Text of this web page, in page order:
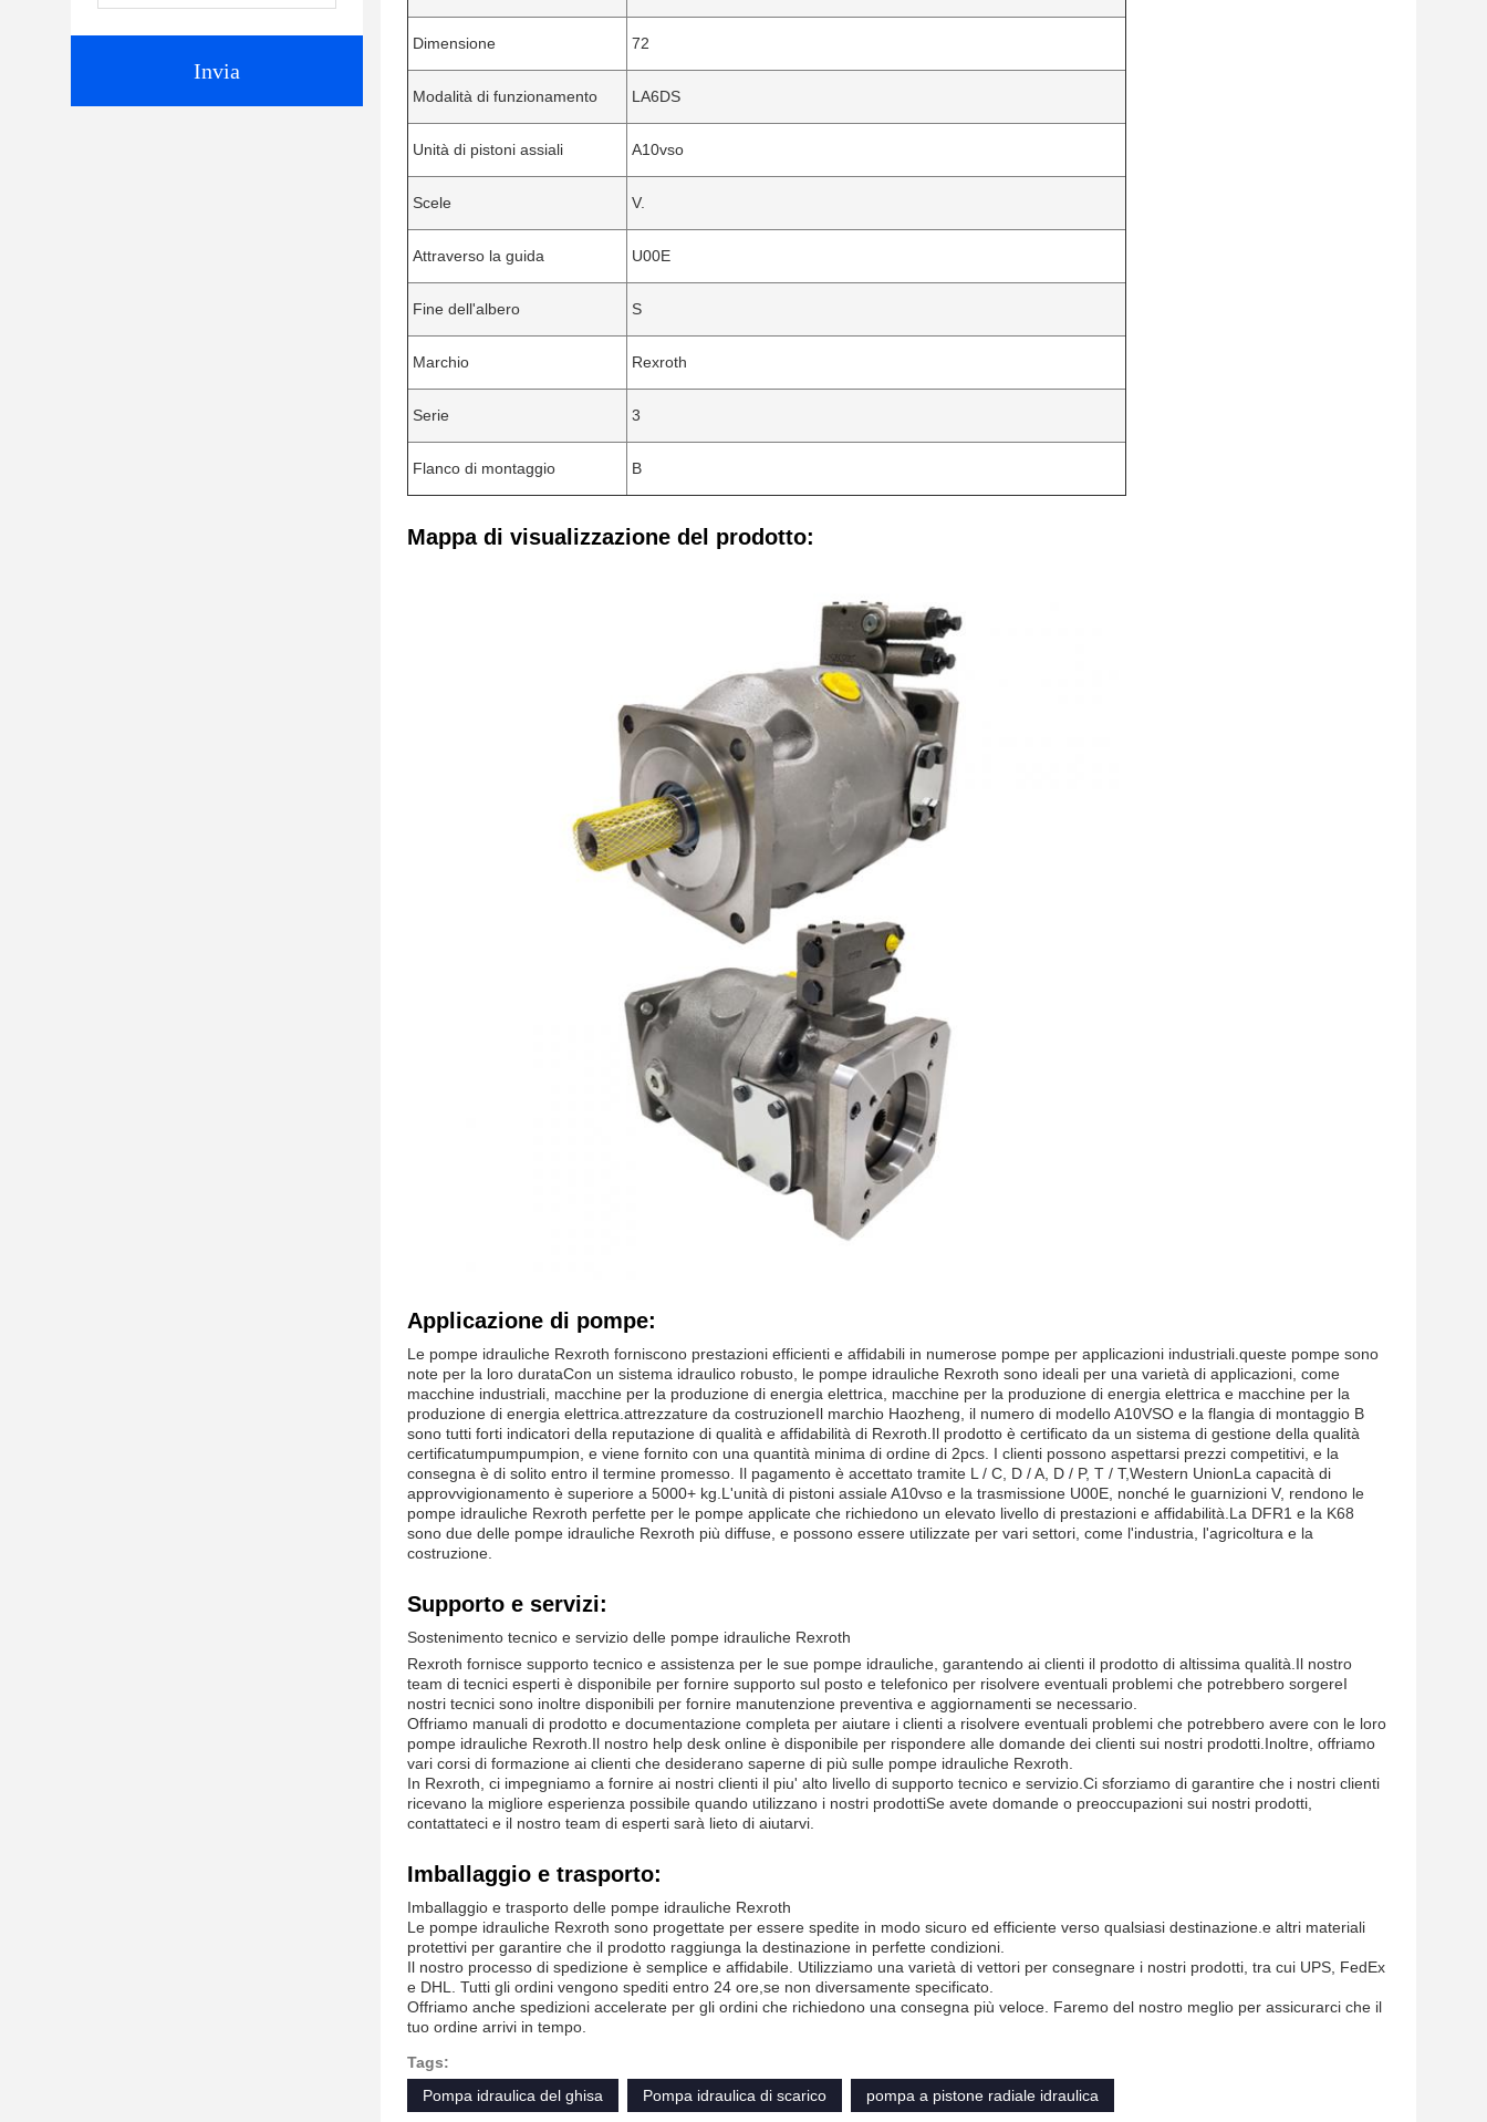
Invia
Dimensione 72
Modalità di funzionamento LA6DS
Unità di pistoni assiali A10vso
Scele V.
Attraverso la guida U00E
Fine dell'albero S
Marchio Rexroth
Serie 3
Flanco di montaggio B
Mappa di visualizzazione del prodotto:
Applicazione di pompe:
Le pompe idrauliche Rexroth forniscono prestazioni efficienti e affidabili in numerose pompe per applicazioni industriali.queste pompe sono
note per la loro durataCon un sistema idraulico robusto, le pompe idrauliche Rexroth sono ideali per una varietà di applicazioni, come
macchine industriali, macchine per la produzione di energia elettrica, macchine per la produzione di energia elettrica e macchine per la
produzione di energia elettrica.attrezzature da costruzioneIl marchio Haozheng, il numero di modello A10VSO e la flangia di montaggio B
sono tutti forti indicatori della reputazione di qualità e affidabilità di Rexroth.Il prodotto è certificato da un sistema di gestione della qualità
certificatumpumpumpion, e viene fornito con una quantità minima di ordine di 2pcs. I clienti possono aspettarsi prezzi competitivi, e la
consegna è di solito entro il termine promesso. Il pagamento è accettato tramite L / C, D / A, D / P, T / T,Western UnionLa capacità di
approvvigionamento è superiore a 5000+ kg.L'unità di pistoni assiale A10vso e la trasmissione U00E, nonché le guarnizioni V, rendono le
pompe idrauliche Rexroth perfette per le pompe applicate che richiedono un elevato livello di prestazioni e affidabilità.La DFR1 e la K68
sono due delle pompe idrauliche Rexroth più diffuse, e possono essere utilizzate per vari settori, come l'industria, l'agricoltura e la
costruzione.
Supporto e servizi:
Sostenimento tecnico e servizio delle pompe idrauliche Rexroth
Rexroth fornisce supporto tecnico e assistenza per le sue pompe idrauliche, garantendo ai clienti il prodotto di altissima qualità.Il nostro
team di tecnici esperti è disponibile per fornire supporto sul posto e telefonico per risolvere eventuali problemi che potrebbero sorgereI
nostri tecnici sono inoltre disponibili per fornire manutenzione preventiva e aggiornamenti se necessario.
Offriamo manuali di prodotto e documentazione completa per aiutare i clienti a risolvere eventuali problemi che potrebbero avere con le loro
pompe idrauliche Rexroth.Il nostro help desk online è disponibile per rispondere alle domande dei clienti sui nostri prodotti.Inoltre, offriamo
vari corsi di formazione ai clienti che desiderano saperne di più sulle pompe idrauliche Rexroth.
In Rexroth, ci impegniamo a fornire ai nostri clienti il piu' alto livello di supporto tecnico e servizio.Ci sforziamo di garantire che i nostri clienti
ricevano la migliore esperienza possibile quando utilizzano i nostri prodottiSe avete domande o preoccupazioni sui nostri prodotti,
contattateci e il nostro team di esperti sarà lieto di aiutarvi.
Imballaggio e trasporto:
Imballaggio e trasporto delle pompe idrauliche Rexroth
Le pompe idrauliche Rexroth sono progettate per essere spedite in modo sicuro ed efficiente verso qualsiasi destinazione.e altri materiali
protettivi per garantire che il prodotto raggiunga la destinazione in perfette condizioni.
Il nostro processo di spedizione è semplice e affidabile. Utilizziamo una varietà di vettori per consegnare i nostri prodotti, tra cui UPS, FedEx
e DHL. Tutti gli ordini vengono spediti entro 24 ore,se non diversamente specificato.
Offriamo anche spedizioni accelerate per gli ordini che richiedono una consegna più veloce. Faremo del nostro meglio per assicurarci che il
tuo ordine arrivi in tempo.
Tags:
Pompa idraulica del ghisa
Pompa idraulica di scarico pompa a pistone radiale idraulica